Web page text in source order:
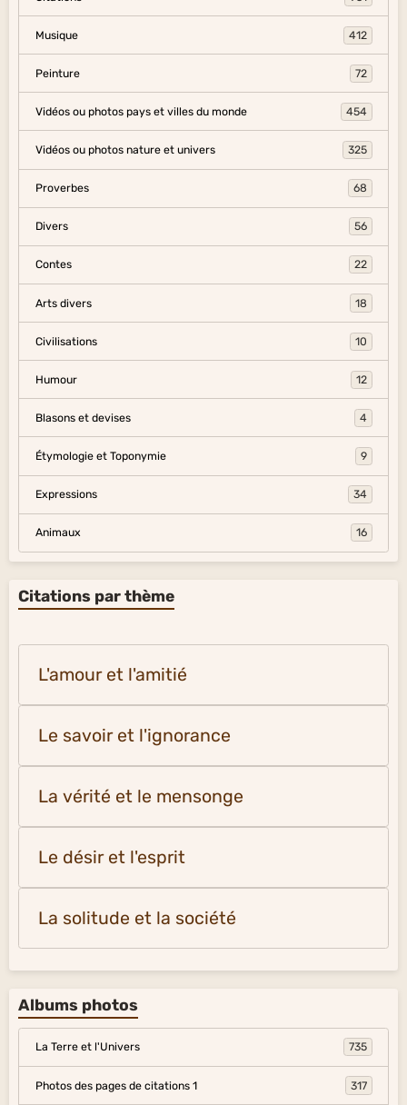
Musique 412
Peinture 72
Vidéos ou photos pays et villes du monde 454
Vidéos ou photos nature et univers 325
Proverbes 68
Divers 56
Contes 22
Arts divers 18
Civilisations 10
Humour 12
Blasons et devises 4
Étymologie et Toponymie 9
Expressions 34
Animaux 16
Citations par thème
L'amour et l'amitié
Le savoir et l'ignorance
La vérité et le mensonge
Le désir et l'esprit
La solitude et la société
Albums photos
La Terre et l'Univers 735
Photos des pages de citations 1 317